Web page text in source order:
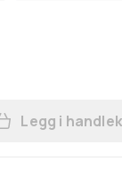
Legg
Legg i